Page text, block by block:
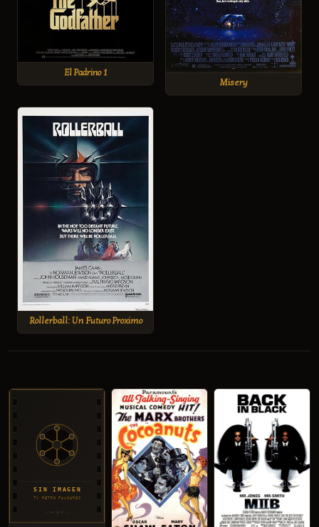
El Padrino 1
Misery
Rollerball: Un Futuro Proximo